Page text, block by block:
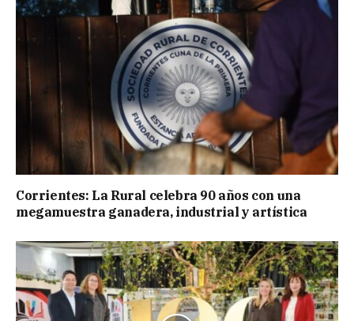
Corrientes: La Rural celebra 90 años con una
megamuestra ganadera, industrial y artística